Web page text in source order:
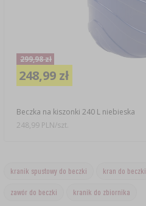
Beczka na kiszonki 240 L niebieska
299,98 zł
248,99 zł
248,99 PLN/szt.
kranik spustowy do beczki kran do beczki
zawór do beczki kranik do zbiornika